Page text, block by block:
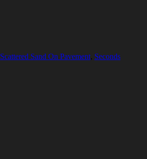
Scattered Sand On Pavement, Seconds